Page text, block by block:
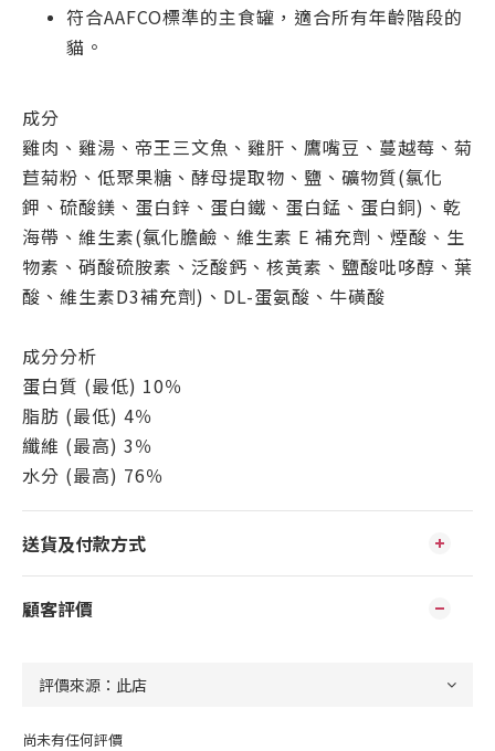
符合AAFCO標準的主食罐，適合所有年齡階段的
貓。
成分
雞肉、雞湯、帝王三文魚、雞肝、鷹嘴豆、蔓越莓、菊
苣菊粉、低聚果糖、酵母提取物、鹽、礦物質(氯化
鉀、硫酸鎂、蛋白鋅、蛋白鐵、蛋白錳、蛋白銅)、乾
海帶、維生素(氯化膽鹼、維生素 E 補充劑、煙酸、生
物素、硝酸硫胺素、泛酸鈣、核黃素、鹽酸吡哆醇、葉
酸、維生素D3補充劑)、DL-蛋氨酸、牛磺酸
成分分析
蛋白質 (最低) 10％
脂肪 (最低) 4％
纖維 (最高) 3％
水分 (最高) 76％
送貨及付款方式
顧客評價
尚未有任何評價